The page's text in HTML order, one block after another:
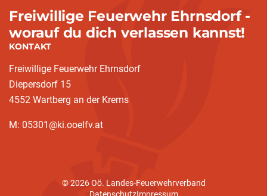
Freiwillige Feuerwehr Ehrnsdorf -
worauf du dich verlassen kannst!
KONTAKT
Freiwillige Feuerwehr Ehrnsdorf
Diepersdorf 15
4552 Wartberg an der Krems
M: 05301@ki.ooelfv.at
© 2026 Oö. Landes-Feuerwehrverband